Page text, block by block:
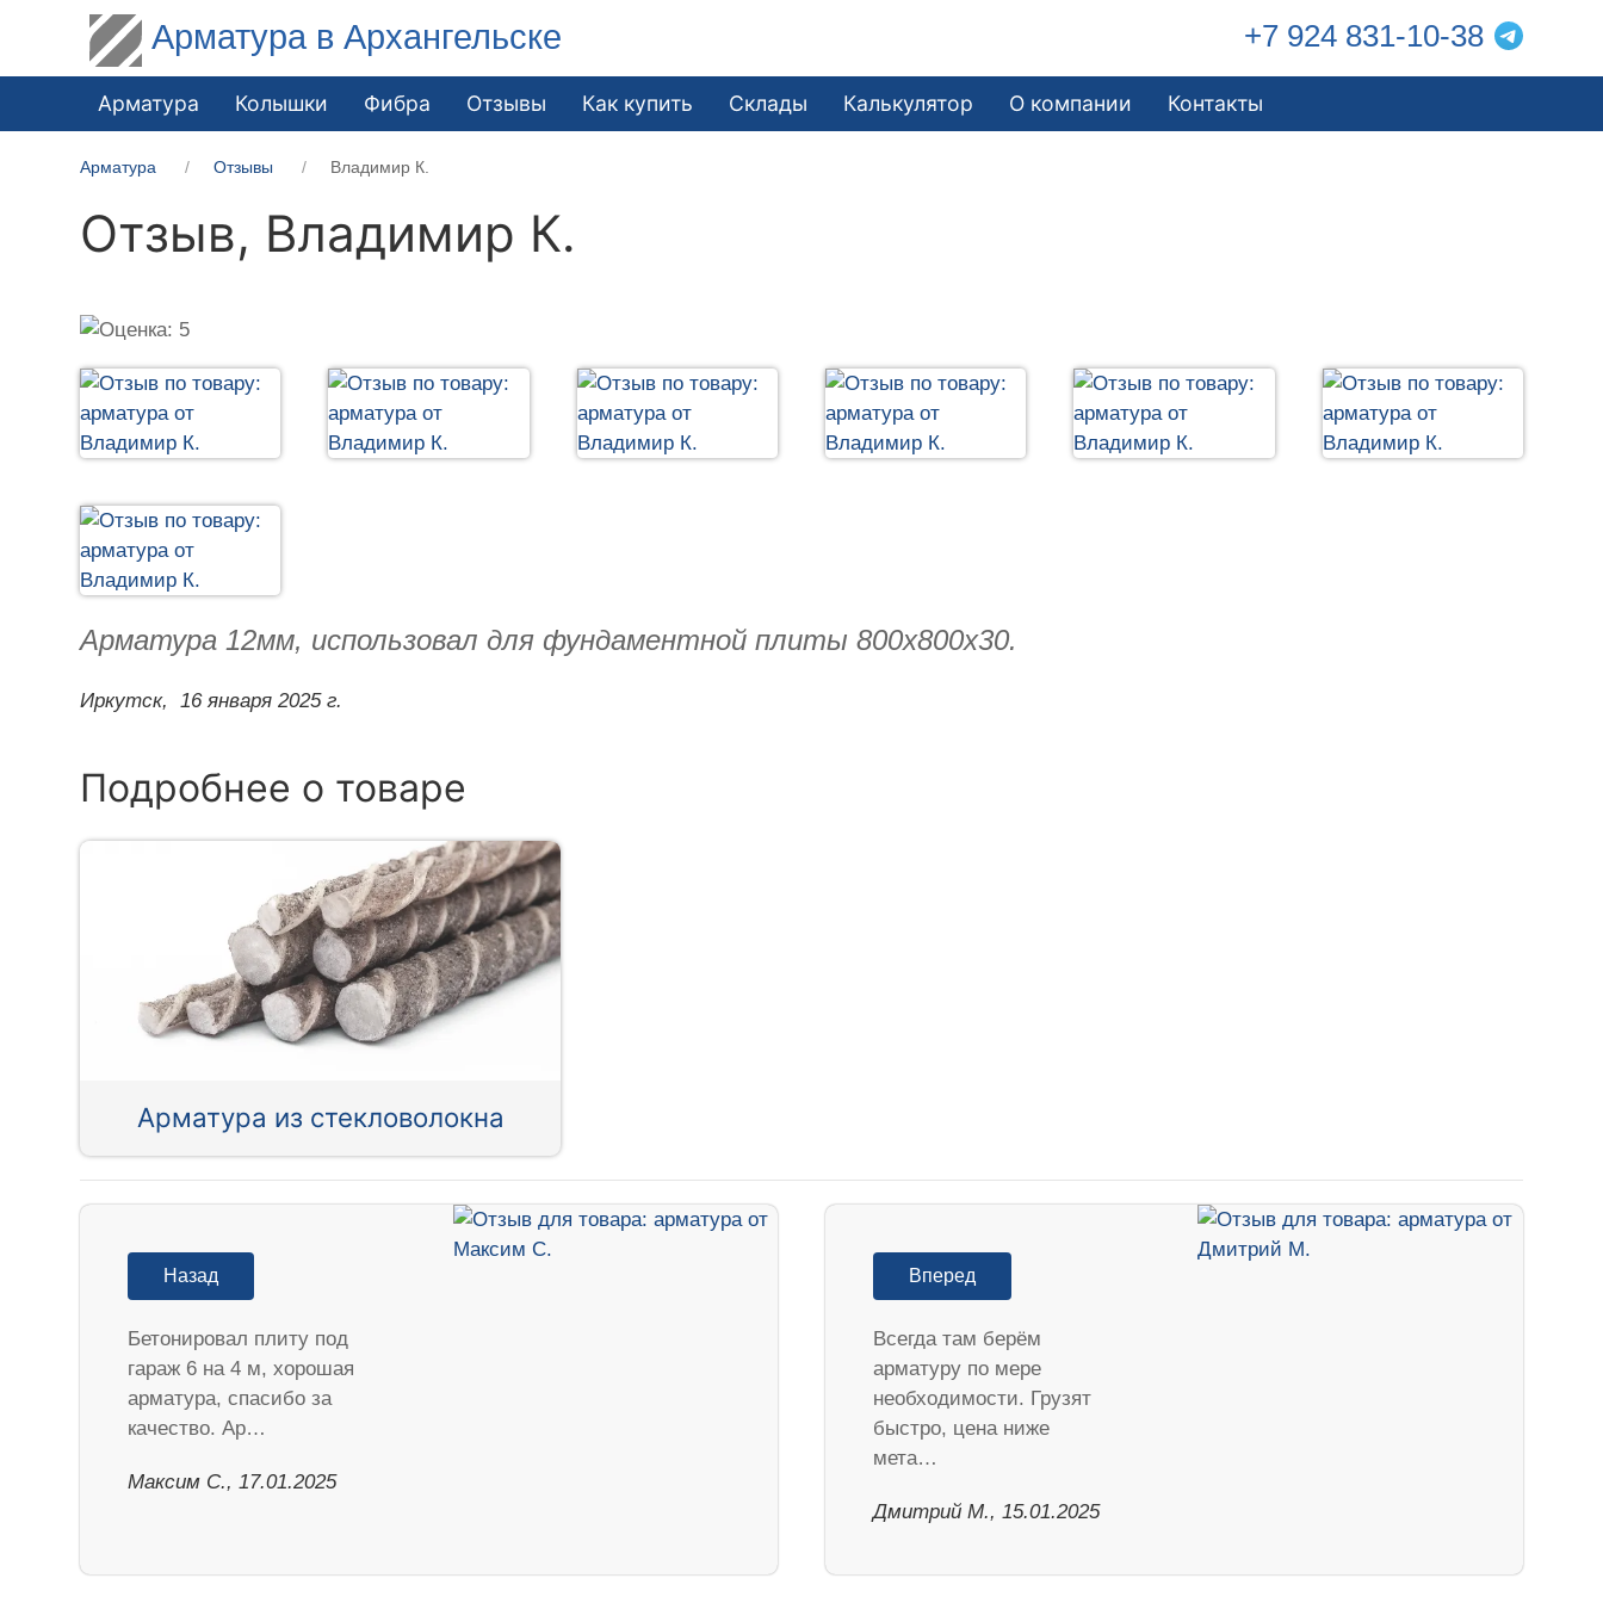
Арматура в Архангельске +7 924 831-10-38
Арматура Колышки Фибра Отзывы Как купить Склады Калькулятор О компании Контакты
Арматура Отзывы Владимир К.
Отзыв, Владимир К.
Арматура 12мм, использовал для фундаментной плиты 800х800х30.
Иркутск, 16 января 2025 г.
Подробнее о товаре
Арматура из стекловолокна
Назад
Бетонировал плиту под
гараж 6 на 4 м, хорошая
арматура, спасибо за
качество. Ар…
Максим С., 17.01.2025
Вперед
Всегда там берём
арматуру по мере
необходимости. Грузят
быстро, цена ниже
мета…
Дмитрий М., 15.01.2025